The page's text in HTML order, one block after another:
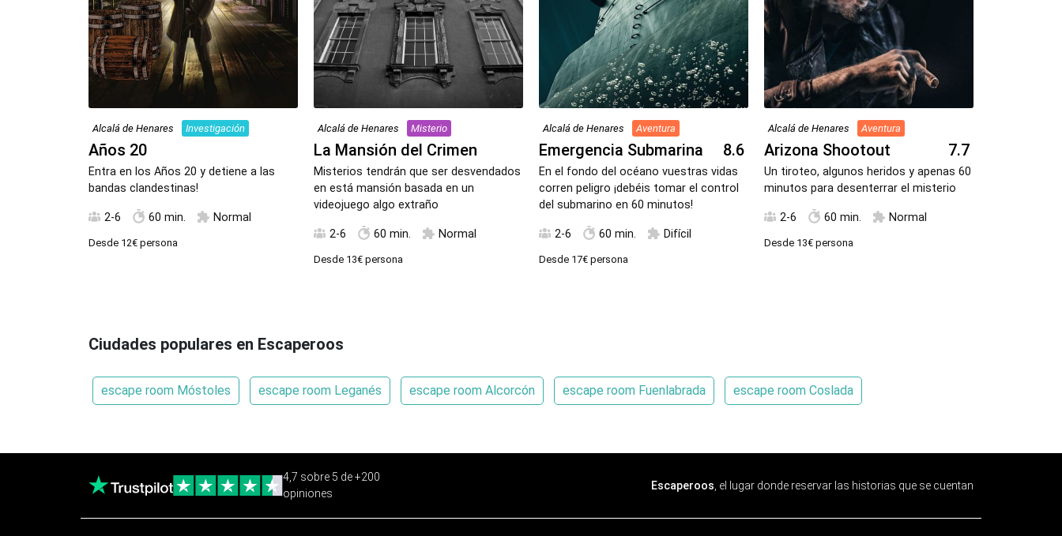
Alcalá de Henares Investigación
Años 20
Entra en los Años 20 y detiene a las
bandas clandestinas!
2-6 60 min. Normal
Desde 12€ persona
Alcalá de Henares Misterio
La Mansión del Crimen
Misterios tendrán que ser desvendados
en está mansión basada en un
videojuego algo extraño
2-6 60 min. Normal
Desde 13€ persona
Alcalá de Henares Aventura
Emergencia Submarina 8.6
En el fondo del océano vuestras vidas
corren peligro ¡debéis tomar el control
del submarino en 60 minutos!
2-6 60 min. Difícil
Desde 17€ persona
Alcalá de Henares Aventura
Arizona Shootout 7.7
Un tiroteo, algunos heridos y apenas 60
minutos para desenterrar el misterio
2-6 60 min. Normal
Desde 13€ persona
Ciudades populares en Escaperoos
escape room Móstoles escape room Leganés escape room Alcorcón escape room Fuenlabrada escape room Coslada
4,7 sobre 5 de +200
opiniones
Escaperoos , el lugar donde reservar las historias que se cuentan